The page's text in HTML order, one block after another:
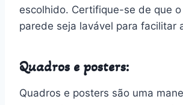
escolhido. Certifique-se de que
parede seja lavável para facilitar
Quadros e posters:
Quadros e posters são uma